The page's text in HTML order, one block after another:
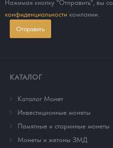
Нажимая кнопку "Отправить", вы
конфиденциальности компании.
Отправить
КАТАЛОГ
Каталог Монет
Инвестиционные монеты
Памятные и старинные монеты
Монеты и жетоны ЗМД